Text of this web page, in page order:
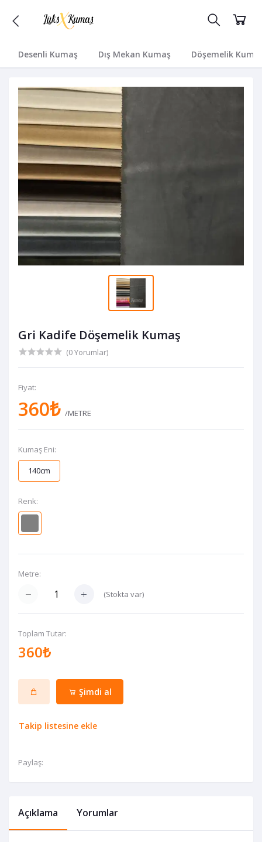
Desenli Kumaş Dış Mekan Kumaş Döşemelik
Gri Kadife Döşemelik Kumaş
(0 Yorumlar)
Fiyat:
360₺ /METRE
Kumaş Eni:
140cm
Renk:
Metre:
(Stokta var)
Toplam Tutar:
360₺
Şimdi al
Takip listesine ekle
Paylaş:
Açıklama Yorumlar